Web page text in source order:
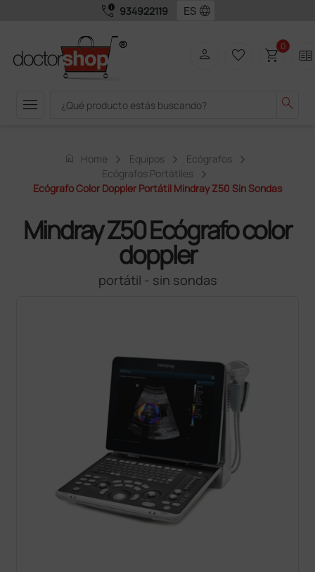
call_quality 934922119 language
menu search
person favorite_border shopping_cart0 two_pager
home Home Equipos
Ecógrafos
Ecógrafos Portátiles
Ecógrafo Color Doppler Portátil Mindray Z50 Sin Sondas
Mindray Z50 Ecógrafo color
doppler
portátil - sin sondas